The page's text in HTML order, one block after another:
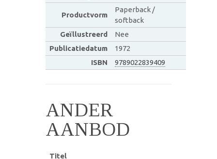
Productvorm
Paperback /
softback
Geïllustreerd
Nee
Publicatiedatum
1972
ISBN
9789022839409
ANDER
AANBOD
Titel